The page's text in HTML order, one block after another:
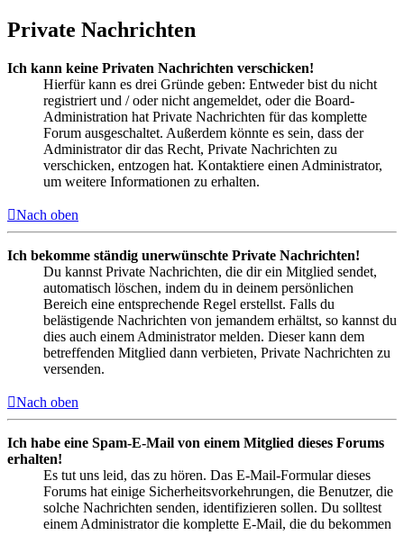
Private Nachrichten
Ich kann keine Privaten Nachrichten verschicken!
Hierfür kann es drei Gründe geben: Entweder bist du nicht
registriert und / oder nicht angemeldet, oder die Board-
Administration hat Private Nachrichten für das komplette
Forum ausgeschaltet. Außerdem könnte es sein, dass der
Administrator dir das Recht, Private Nachrichten zu
verschicken, entzogen hat. Kontaktiere einen Administrator,
um weitere Informationen zu erhalten.
Nach oben
Ich bekomme ständig unerwünschte Private Nachrichten!
Du kannst Private Nachrichten, die dir ein Mitglied sendet,
automatisch löschen, indem du in deinem persönlichen
Bereich eine entsprechende Regel erstellst. Falls du
belästigende Nachrichten von jemandem erhältst, so kannst du
dies auch einem Administrator melden. Dieser kann dem
betreffenden Mitglied dann verbieten, Private Nachrichten zu
versenden.
Nach oben
Ich habe eine Spam-E-Mail von einem Mitglied dieses Forums
erhalten!
Es tut uns leid, das zu hören. Das E-Mail-Formular dieses
Forums hat einige Sicherheitsvorkehrungen, die Benutzer, die
solche Nachrichten senden, identifizieren sollen. Du solltest
einem Administrator die komplette E-Mail, die du bekommen